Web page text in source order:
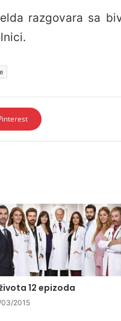
razgovara sa
12 epizoda
2015